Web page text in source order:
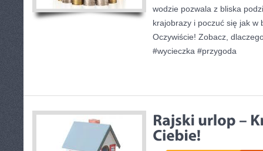
wodzie pozwala z bliska
krajobrazy i poczuć się jak w
Oczywiście! Zobacz,
#wycieczka #przygoda